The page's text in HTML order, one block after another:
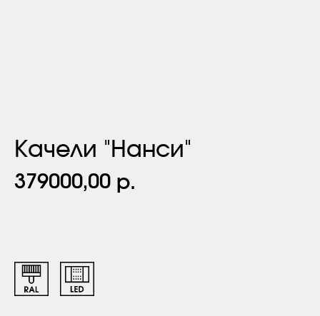
Качели "Нанси"
379000,00 р.